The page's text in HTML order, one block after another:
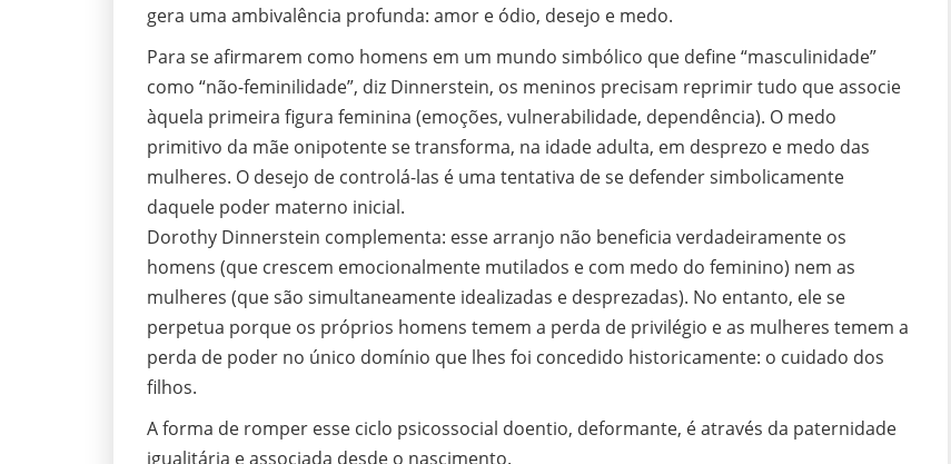
gera uma ambivalência profunda: amor e ódio, desejo e medo.
Para se afirmarem como homens em um mundo simbólico que define “masculinidade”
como “não-feminilidade”, diz Dinnerstein, os meninos precisam reprimir tudo que associe
àquela primeira figura feminina (emoções, vulnerabilidade, dependência). O medo
primitivo da mãe onipotente se transforma, na idade adulta, em desprezo e medo das
mulheres. O desejo de controlá-las é uma tentativa de se defender simbolicamente
daquele poder materno inicial.
Dorothy Dinnerstein complementa: esse arranjo não beneficia verdadeiramente os
homens (que crescem emocionalmente mutilados e com medo do feminino) nem as
mulheres (que são simultaneamente idealizadas e desprezadas). No entanto, ele se
perpetua porque os próprios homens temem a perda de privilégio e as mulheres temem a
perda de poder no único domínio que lhes foi concedido historicamente: o cuidado dos
filhos.
A forma de romper esse ciclo psicossocial doentio, deformante, é através da paternidade
igualitária e associada desde o nascimento.